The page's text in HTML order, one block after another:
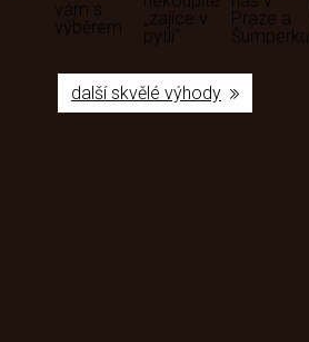
vám s
výběrem
„zajíce v
pytli“
Praze a
Šumperku
další skvělé výhody